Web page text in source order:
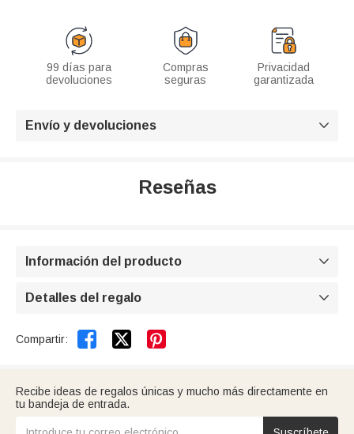
99 días para
devoluciones
Compras
seguras
Privacidad
garantizada
Envío y devoluciones 
Reseñas
Información del producto 
Detalles del regalo 
Compartir:  
Recibe ideas de regalos únicas y mucho más directamente en
tu bandeja de entrada.